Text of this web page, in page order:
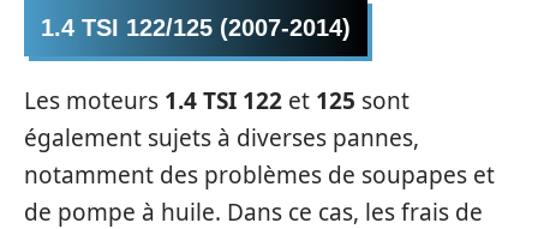
1.4 TSI 122/125 (2007-2014)
Les moteurs 1.4 TSI 122 et 125 sont
également sujets à diverses pannes,
notamment des problèmes de soupapes et
de pompe à huile. Dans ce cas, les frais de